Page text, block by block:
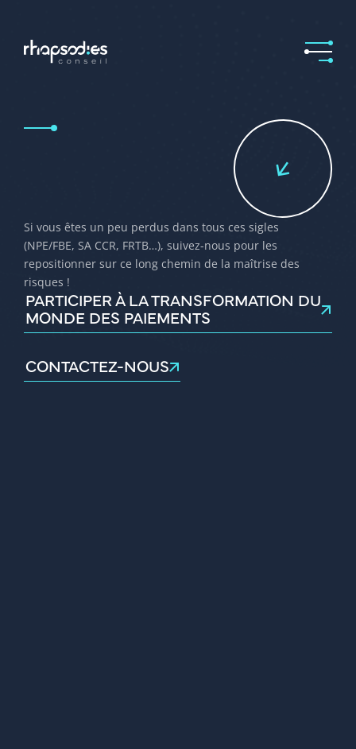
Si vous êtes un peu perdus dans tous ces sigles
(NPE/FBE, SA CCR, FRTB…), suivez-nous pour les
repositionner sur ce long chemin de la maîtrise des
risques !
PARTICIPER À LA TRANSFORMATION DU
MONDE DES PAIEMENTS
CONTACTEZ-NOUS